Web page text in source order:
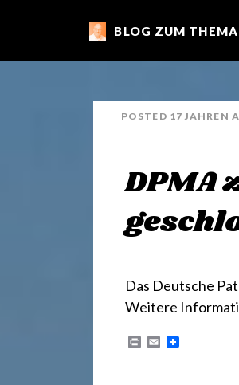
m
a
BLOG ZUM
POSTED 17 JAHREN
DPMA
Das Deutsche
Weitere
E